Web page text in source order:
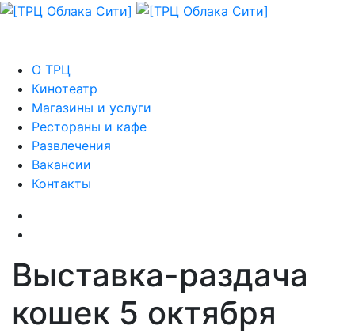
О ТРЦ
Кинотеатр
Магазины и услуги
Рестораны и кафе
Развлечения
Вакансии
Контакты
Выставка-раздача
кошек 5 октября